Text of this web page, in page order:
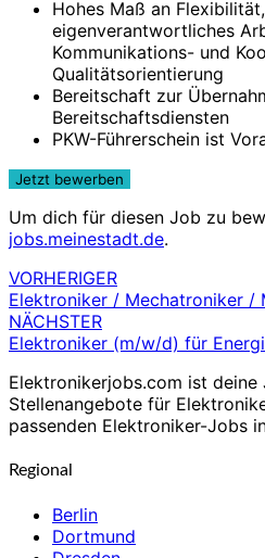
Hohes Maß an
eigenverantwortliches
Kommunikations- und
Qualitätsorientierung
Bereitschaft zur
Bereitschaftsdiensten
PKW-Führerschein ist
Um dich für diesen Job zu
jobs.meinestadt.de.
Beitragsnavigation
VORHERIGER
Elektroniker / Mechatroniker /
NÄCHSTER
Elektroniker (m/w/d) für
Elektronikerjobs.com ist
Stellenangebote für
passenden Elektroniker-Jobs
Regional
Berlin
Dortmund